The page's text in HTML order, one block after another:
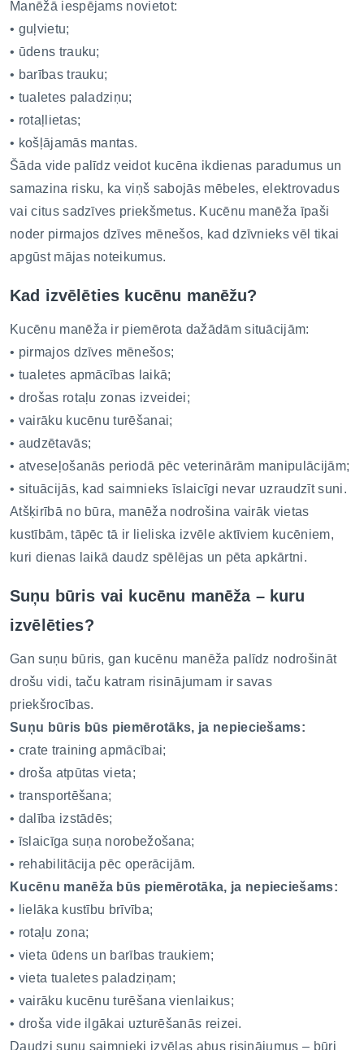
Manēžā iespējams novietot:
• guļvietu;
• ūdens trauku;
• barības trauku;
• tualetes paladziņu;
• rotaļlietas;
• košļājamās mantas.
Šāda vide palīdz veidot kucēna ikdienas paradumus un
samazina risku, ka viņš sabojās mēbeles, elektrovadus
vai citus sadzīves priekšmetus. Kucēnu manēža īpaši
noder pirmajos dzīves mēnešos, kad dzīvnieks vēl tikai
apgūst mājas noteikumus.
Kad izvēlēties kucēnu manēžu?
Kucēnu manēža ir piemērota dažādām situācijām:
• pirmajos dzīves mēnešos;
• tualetes apmācības laikā;
• drošas rotaļu zonas izveidei;
• vairāku kucēnu turēšanai;
• audzētavās;
• atveseļošanās periodā pēc veterinārām manipulācijām;
• situācijās, kad saimnieks īslaicīgi nevar uzraudzīt suni.
Atšķirībā no būra, manēža nodrošina vairāk vietas
kustībām, tāpēc tā ir lieliska izvēle aktīviem kucēniem,
kuri dienas laikā daudz spēlējas un pēta apkārtni.
Suņu būris vai kucēnu manēža – kuru
izvēlēties?
Gan suņu būris, gan kucēnu manēža palīdz nodrošināt
drošu vidi, taču katram risinājumam ir savas
priekšrocības.
Suņu būris būs piemērotāks, ja nepieciešams:
• crate training apmācībai;
• droša atpūtas vieta;
• transportēšana;
• dalība izstādēs;
• īslaicīga suņa norobežošana;
• rehabilitācija pēc operācijām.
Kucēnu manēža būs piemērotāka, ja nepieciešams:
• lielāka kustību brīvība;
• rotaļu zona;
• vieta ūdens un barības traukiem;
• vieta tualetes paladziņam;
• vairāku kucēnu turēšana vienlaikus;
• droša vide ilgākai uzturēšanās reizei.
Daudzi suņu saimnieki izvēlas abus risinājumus – būri